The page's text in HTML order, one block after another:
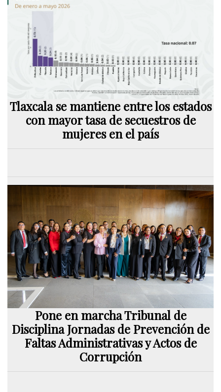
Tlaxcala se mantiene entre los estados
con mayor tasa de secuestros de
mujeres en el país
Pone en marcha Tribunal de
Disciplina Jornadas de Prevención de
Faltas Administrativas y Actos de
Corrupción